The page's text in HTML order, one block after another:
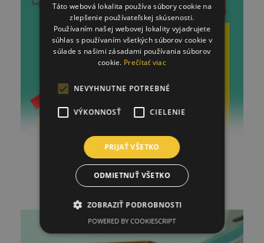
Nestabilita ceny kávy
O zelenej káve 29.01.2025
Táto webová lokalita používa súbory cookie na
zlepšenie používateľskej skúsenosti.
Používaním našej webovej lokality vyjadrujete
súhlas s používaním všetkých súborov cookie v
súlade s našimi zásadami používania súborov
cookie. Prečítať viac
NEVYHNUTNE POTREBNÉ
VÝKONNOSŤ CIELENIE
PRIJAŤ VŠETKO
ODMIETNUŤ VŠETKO
ZOBRAZIŤ PODROBNOSTI
POWERED BY COOKIESCRIPT